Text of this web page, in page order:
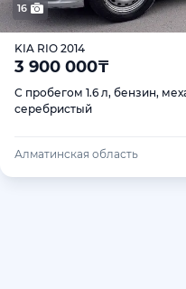
16
KIA RIO 2014
3 900 000₸
С пробегом 1.6 л, бензин,
серебристый
Алматинская область